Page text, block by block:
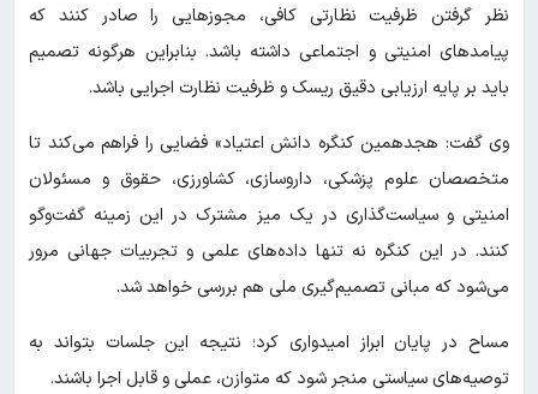
نظر گرفتن ظرفیت نظارتی کافی، مجوزهایی را صادر کنند که
پیامدهای امنیتی و اجتماعی داشته باشد. بنابراین هرگونه تصمیم
باید بر پایه ارزیابی دقیق ریسک و ظرفیت نظارت اجرایی باشد.
وی گفت: هجدهمین کنگره دانش اعتیاد» فضایی را فراهم می‌کند تا
متخصصان علوم پزشکی، داروسازی، کشاورزی، حقوق و مسئولان
امنیتی و سیاست‌گذاری در یک میز مشترک در این زمینه گفت‌وگو
کنند. در این کنگره نه تنها داده‌های علمی و تجربیات جهانی مرور
می‌شود که مبانی تصمیم‌گیری ملی هم بررسی خواهد شد.
مساح در پایان ابراز امیدواری کرد؛ نتیجه این جلسات بتواند به
توصیه‌های سیاستی منجر شود که متوازن، عملی و قابل اجرا باشند.